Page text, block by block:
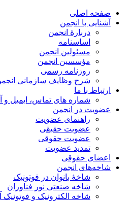
صفحه اصلی
آشنایی با انجمن
دربارۀ انجمن
اساسنامه
مسئولین انجمن
مؤسسین انجمن
روزنامه رسمی
شرح وظایف سازمانی
ارتباط با ما
شماره های تماس، ایمیل
عضویت در انجمن
راهنمای عضویت
عضویت حقیقی
عضویت حقوقی
تمدید عضویت
اعضای حقوقی
شاخه‌های انجمن
شاخۀ بانوان در فوتونیک
شاخه صنعتی نور فناوران
شاخه‌ الکترونیک و فوتونیک